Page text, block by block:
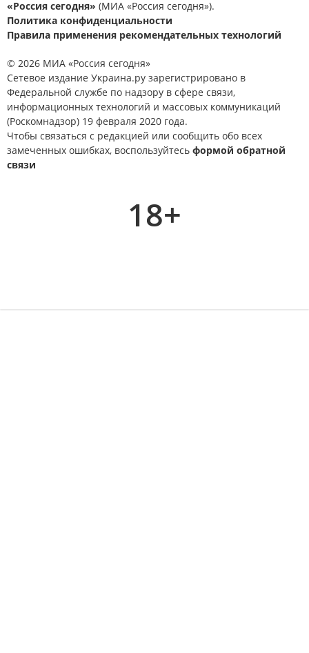
«Россия сегодня» (МИА «Россия сегодня»).
Политика конфиденциальности
Правила применения рекомендательных технологий
© 2026 МИА «Россия сегодня»
Сетевое издание Украина.ру зарегистрировано в
Федеральной службе по надзору в сфере связи,
информационных технологий и массовых коммуникаций
(Роскомнадзор) 19 февраля 2020 года.
Чтобы связаться с редакцией или сообщить обо всех
замеченных ошибках, воспользуйтесь формой обратной
связи
18+